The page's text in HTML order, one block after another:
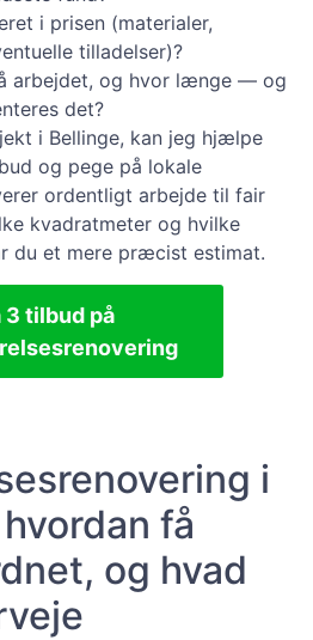
i prisen (materialer,
tilladelser)?
arbejdet, og hvor længe — og
det?
i Bellinge, kan jeg hjælpe
og pege på lokale
ordentligt arbejde til fair
kvadratmeter og hvilke
du et mere præcist estimat.
3 tilbud på
i
få
og hvad